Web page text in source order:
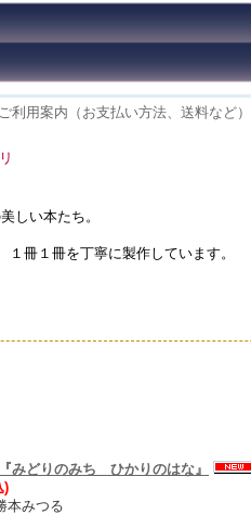
ご利用案内（お支払い方法、送料など）
しい本たち。
冊１冊を丁寧に製作しています。
みどりのみち ひかりのはな』
)
本みつる